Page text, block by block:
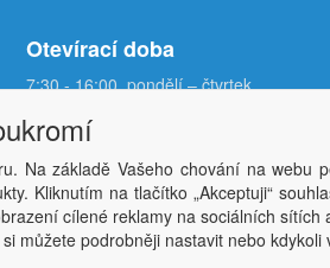
Otevírací doba
7:30 - 16:00, pondělí – čtvrtek
Copyright © ABRA Software a.s. 2026,
Na základě Vašeho chování na webu
Kliknutím na tlačítko „Akceptuji“
cílené reklamy na sociálních
můžete podrobněji nastavit nebo kdykoli